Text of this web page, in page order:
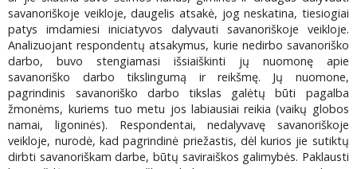
savanoriškoje veikloje, daugelis atsakė, jog neskatina, tiesiogiai
patys imdamiesi iniciatyvos dalyvauti savanoriškoje veikloje.
Analizuojant respondentų atsakymus, kurie nedirbo savanoriško
darbo, buvo stengiamasi išsiaiškinti jų nuomonę apie
savanoriško darbo tikslingumą ir reikšmę. Jų nuomone,
pagrindinis savanoriško darbo tikslas galėtų būti pagalba
žmonėms, kuriems tuo metu jos labiausiai reikia (vaikų globos
namai, ligoninės). Respondentai, nedalyvavę savanoriškoje
veikloje, nurodė, kad pagrindinė priežastis, dėl kurios jie sutiktų
dirbti savanoriškam darbe, būtų saviraiškos galimybės. Paklausti